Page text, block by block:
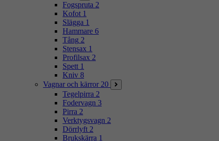
Fogspruta 2
Kofot 1
Slägga 1
Hammare 6
Tång 2
Stensax 1
Profilsax 2
Spett 1
Kniv 8
Vagnar och kärror 20
Tegelpirra 2
Fodervagn 3
Pirra 2
Verktygsvagn 2
Dörrlyft 2
Brukskärra 1